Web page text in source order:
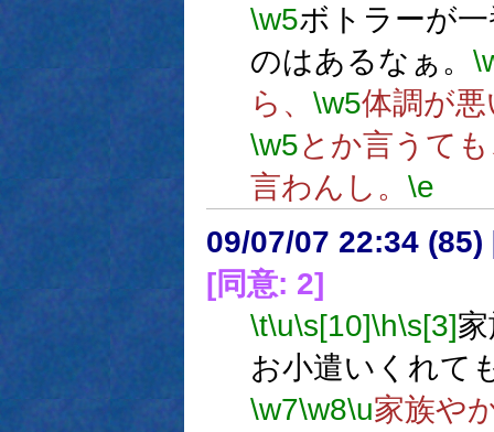
\w5ボトラーが
のはあるなぁ。
ら、 \w5体調が悪
\w5とか言うて
言わんし。 \e
09/07/07 22:34 (85)
[同意: 2]
\t\u\s[10]\h\s[3]
お小遣いくれて
\w7\w8\u家族や